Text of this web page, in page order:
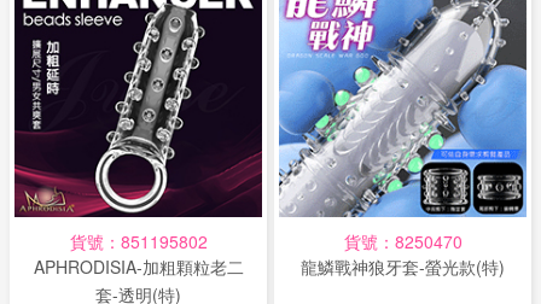
貨號：851195802
APHRODISIA-加粗顆粒老二
套-透明(特)
貨號：8250470
龍鱗戰神狼牙套-螢光款(特)